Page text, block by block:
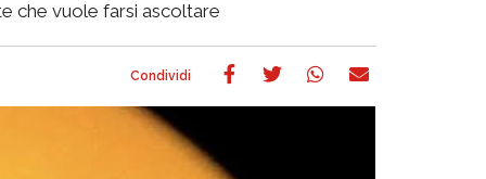
che vuole farsi ascoltare